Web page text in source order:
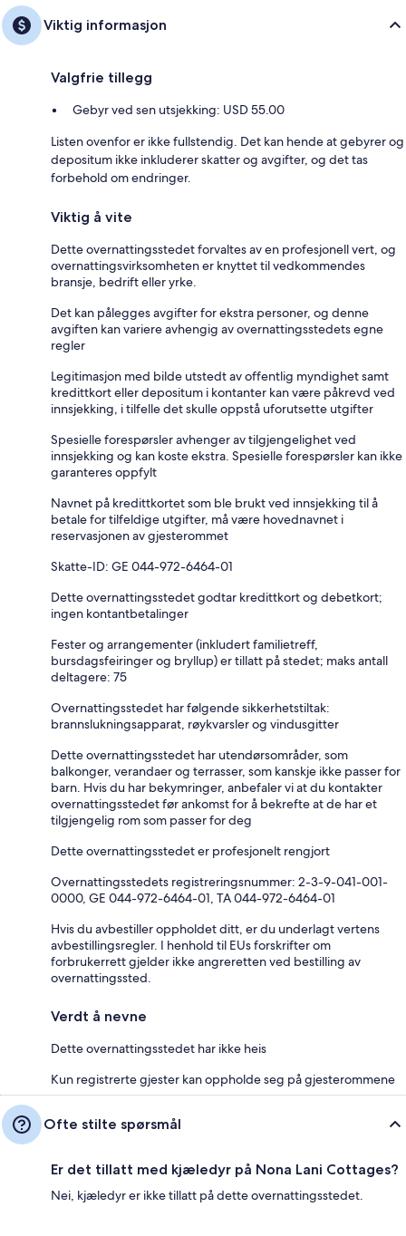
Viktig informasjon
Valgfrie tillegg
Gebyr ved sen utsjekking: USD 55.00
Listen ovenfor er ikke fullstendig. Det kan hende at gebyrer og
depositum ikke inkluderer skatter og avgifter, og det tas
forbehold om endringer.
Viktig å vite
Dette overnattingsstedet forvaltes av en profesjonell vert, og
overnattingsvirksomheten er knyttet til vedkommendes
bransje, bedrift eller yrke.
Det kan pålegges avgifter for ekstra personer, og denne
avgiften kan variere avhengig av overnattingsstedets egne
regler
Legitimasjon med bilde utstedt av offentlig myndighet samt
kredittkort eller depositum i kontanter kan være påkrevd ved
innsjekking, i tilfelle det skulle oppstå uforutsette utgifter
Spesielle forespørsler avhenger av tilgjengelighet ved
innsjekking og kan koste ekstra. Spesielle forespørsler kan ikke
garanteres oppfylt
Navnet på kredittkortet som ble brukt ved innsjekking til å
betale for tilfeldige utgifter, må være hovednavnet i
reservasjonen av gjesterommet
Skatte-ID: GE 044-972-6464-01
Dette overnattingsstedet godtar kredittkort og debetkort;
ingen kontantbetalinger
Fester og arrangementer (inkludert familietreff,
bursdagsfeiringer og bryllup) er tillatt på stedet; maks antall
deltagere: 75
Overnattingsstedet har følgende sikkerhetstiltak:
brannslukningsapparat, røykvarsler og vindusgitter
Dette overnattingsstedet har utendørsområder, som
balkonger, verandaer og terrasser, som kanskje ikke passer for
barn. Hvis du har bekymringer, anbefaler vi at du kontakter
overnattingsstedet før ankomst for å bekrefte at de har et
tilgjengelig rom som passer for deg
Dette overnattingsstedet er profesjonelt rengjort
Overnattingsstedets registreringsnummer: 2-3-9-041-001-
0000, GE 044-972-6464-01, TA 044-972-6464-01
Hvis du avbestiller oppholdet ditt, er du underlagt vertens
avbestillingsregler. I henhold til EUs forskrifter om
forbrukerrett gjelder ikke angreretten ved bestilling av
overnattingssted.
Verdt å nevne
Dette overnattingsstedet har ikke heis
Kun registrerte gjester kan oppholde seg på gjesterommene
Ofte stilte spørsmål
Er det tillatt med kjæledyr på Nona Lani Cottages?
Nei, kjæledyr er ikke tillatt på dette overnattingsstedet.